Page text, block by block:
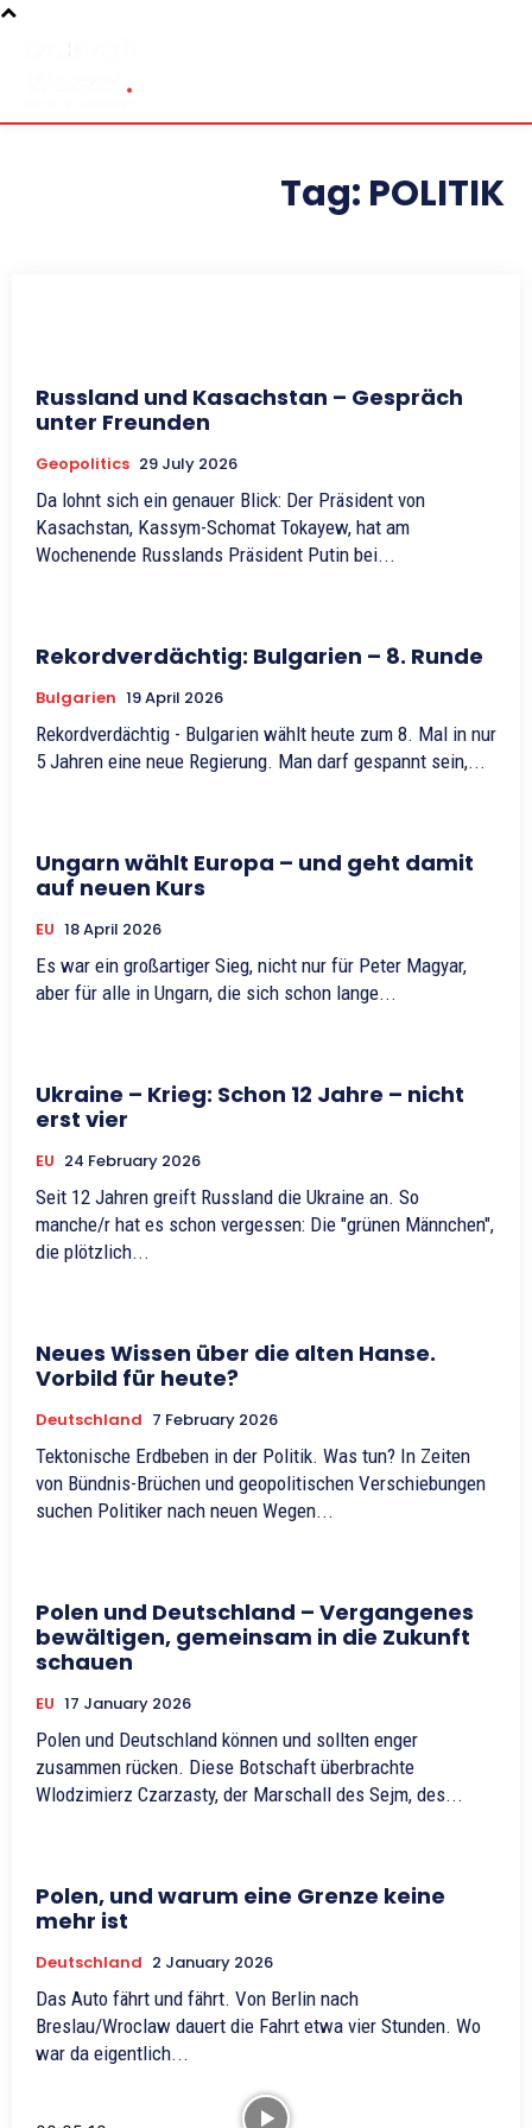
Tag: POLITIK
Russland und Kasachstan – Gespräch
unter Freunden
Geopolitics 29 July 2026
Da lohnt sich ein genauer Blick: Der Präsident von
Kasachstan, Kassym-Schomat Tokayew, hat am
Wochenende Russlands Präsident Putin bei...
Rekordverdächtig: Bulgarien – 8. Runde
Bulgarien 19 April 2026
Rekordverdächtig - Bulgarien wählt heute zum 8. Mal in nur
5 Jahren eine neue Regierung. Man darf gespannt sein,...
Ungarn wählt Europa – und geht damit
auf neuen Kurs
EU 18 April 2026
Es war ein großartiger Sieg, nicht nur für Peter Magyar,
aber für alle in Ungarn, die sich schon lange...
Ukraine – Krieg: Schon 12 Jahre – nicht
erst vier
EU 24 February 2026
Seit 12 Jahren greift Russland die Ukraine an. So
manche/r hat es schon vergessen: Die "grünen Männchen",
die plötzlich...
Neues Wissen über die alten Hanse.
Vorbild für heute?
Deutschland 7 February 2026
Tektonische Erdbeben in der Politik. Was tun? In Zeiten
von Bündnis-Brüchen und geopolitischen Verschiebungen
suchen Politiker nach neuen Wegen...
Polen und Deutschland – Vergangenes
bewältigen, gemeinsam in die Zukunft
schauen
EU 17 January 2026
Polen und Deutschland können und sollten enger
zusammen rücken. Diese Botschaft überbrachte
Wlodzimierz Czarzasty, der Marschall des Sejm, des...
Polen, und warum eine Grenze keine
mehr ist
Deutschland 2 January 2026
Das Auto fährt und fährt. Von Berlin nach
Breslau/Wroclaw dauert die Fahrt etwa vier Stunden. Wo
war da eigentlich...